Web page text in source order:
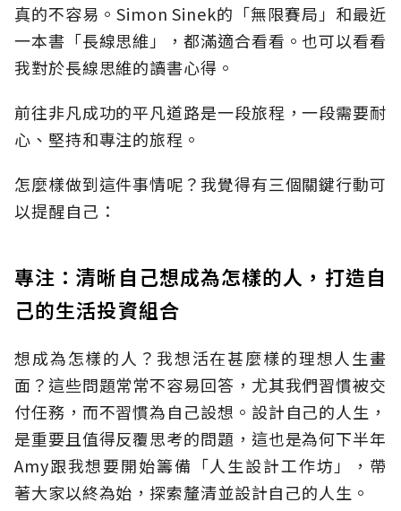
真的不容易。Simon Sinek的「無限賽局」和最近
一本書「長線思維」，都滿適合看看。也可以看看
我對於長線思維的讀書心得。
前往非凡成功的平凡道路是一段旅程，一段需要耐
心、堅持和專注的旅程。
怎麼樣做到這件事情呢？我覺得有三個關鍵行動可
以提醒自己：
專注：清晰自己想成為怎樣的人，打造自
己的生活投資組合
想成為怎樣的人？我想活在甚麼樣的理想人生畫
面？這些問題常常不容易回答，尤其我們習慣被交
付任務，而不習慣為自己設想。設計自己的人生，
是重要且值得反覆思考的問題，這也是為何下半年
Amy跟我想要開始籌備「人生設計工作坊」，帶
著大家以終為始，探索釐清並設計自己的人生。